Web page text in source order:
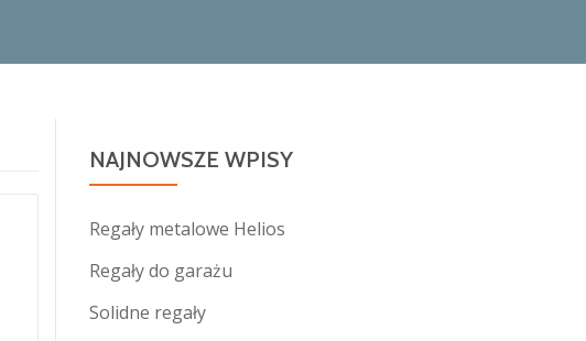
NAJNOWSZE WPISY
Regały metalowe Helios
Regały do garażu
Solidne regały